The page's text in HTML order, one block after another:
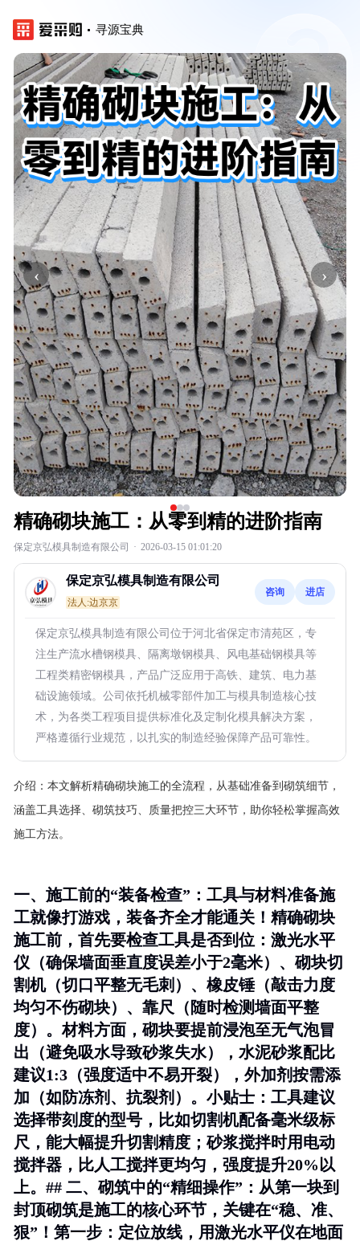
寻源宝典
‹ ›
精确砌块施工：从零到精的进阶指南
保定京弘模具制造有限公司 · 2026-03-15 01:01:20
保定京弘模具制造有限公司
法人:边京京
咨询 进店
保定京弘模具制造有限公司位于河北省保定市清苑区，专
注生产流水槽钢模具、隔离墩钢模具、风电基础钢模具等
工程类精密钢模具，产品广泛应用于高铁、建筑、电力基
础设施领域。公司依托机械零部件加工与模具制造核心技
术，为各类工程项目提供标准化及定制化模具解决方案，
严格遵循行业规范，以扎实的制造经验保障产品可靠性。
介绍： 本文解析精确砌块施工的全流程，从基础准备到砌筑细节，
涵盖工具选择、砌筑技巧、质量把控三大环节，助你轻松掌握高效
施工方法。
一、施工前的“装备检查”：工具与材料准备施
工就像打游戏，装备齐全才能通关！精确砌块
施工前，首先要检查工具是否到位：激光水平
仪（确保墙面垂直度误差小于2毫米）、砌块切
割机（切口平整无毛刺）、橡皮锤（敲击力度
均匀不伤砌块）、靠尺（随时检测墙面平整
度）。材料方面，砌块要提前浸泡至无气泡冒
出（避免吸水导致砂浆失水），水泥砂浆配比
建议1:3（强度适中不易开裂），外加剂按需添
加（如防冻剂、抗裂剂）。 小贴士 ：工具建议
选择带刻度的型号，比如切割机配备毫米级标
尺，能大幅提升切割精度；砂浆搅拌时用电动
搅拌器，比人工搅拌更均匀，强度提升20%以
上。## 二、砌筑中的“精细操作”：从第一块到
封顶砌筑是施工的核心环节，关键在“稳、准、
狠”！第一步：定位放线，用激光水平仪在地面